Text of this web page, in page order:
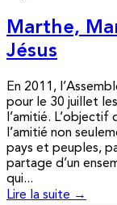
Marthe,
Jésus
En 2011,
pour le 30 juillet
l’amitié.
l’amitié non
pays et peuples,
partage d’un
qui...
Lire la suite →